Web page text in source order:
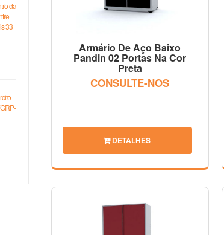
da
33
Armário De Aço Baixo
Pandin 02 Portas Na Cor
Preta
CONSULTE-NOS
DETALHES